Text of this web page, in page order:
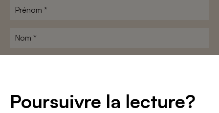
Poursuivre la lecture?
Prénom
Nom
J'accepte les termes et conditions etla politique de confidentialité